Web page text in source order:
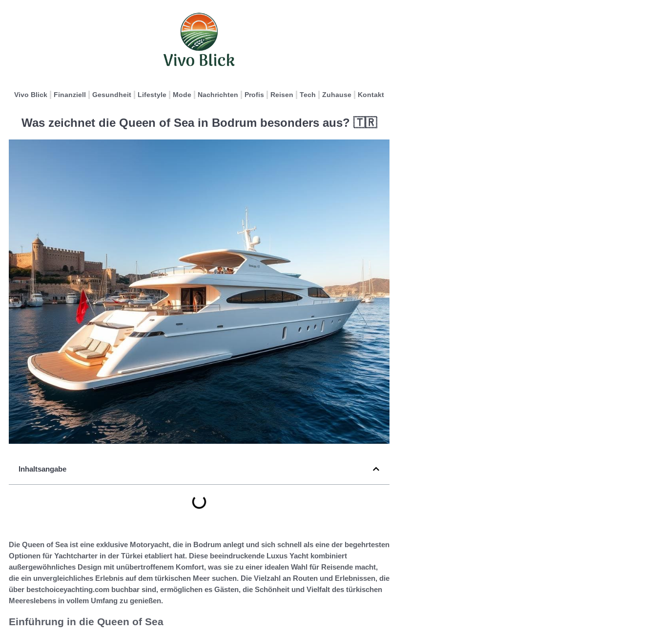
Vivo Blick Finanziell Gesundheit Lifestyle Mode Nachrichten Profis Reisen Tech Zuhause Kontakt
Was zeichnet die Queen of Sea in Bodrum besonders aus? 🇹🇷
Inhaltsangabe
Die Queen of Sea ist eine exklusive Motoryacht, die in Bodrum anlegt und sich schnell als eine der begehrtesten
Optionen für Yachtcharter in der Türkei etabliert hat. Diese beeindruckende Luxus Yacht kombiniert
außergewöhnliches Design mit unübertroffenem Komfort, was sie zu einer idealen Wahl für Reisende macht,
die ein unvergleichliches Erlebnis auf dem türkischen Meer suchen. Die Vielzahl an Routen und Erlebnissen, die
über bestchoiceyachting.com buchbar sind, ermöglichen es Gästen, die Schönheit und Vielfalt des türkischen
Meereslebens in vollem Umfang zu genießen.
Einführung in die Queen of Sea